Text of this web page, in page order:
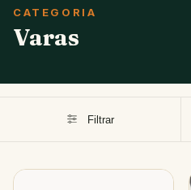
Varas
Filtrar